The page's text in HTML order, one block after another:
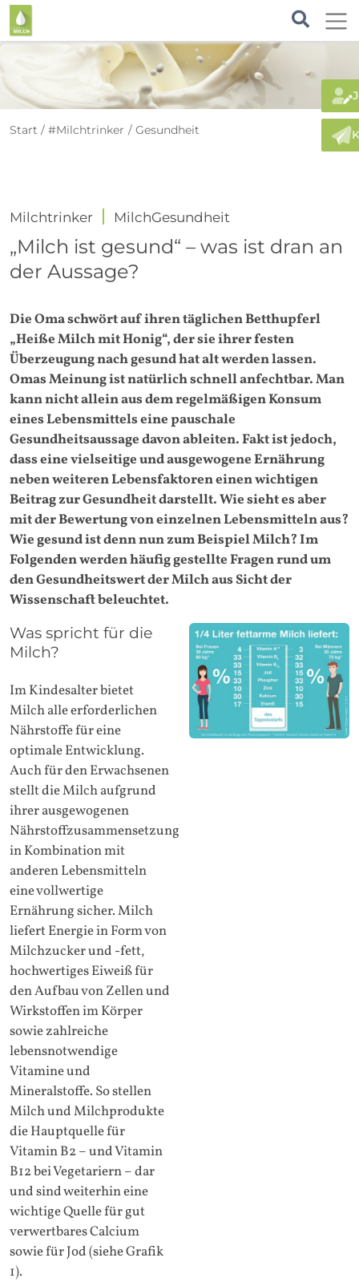
Start #Milchtrinker Gesundheit
Milchtrinker MilchGesundheit
„Milch ist gesund“ – was ist dran an
der Aussage?
Die Oma schwört auf ihren täglichen Betthupferl
„Heiße Milch mit Honig“, der sie ihrer festen
Überzeugung nach gesund hat alt werden lassen.
Omas Meinung ist natürlich schnell anfechtbar. Man
kann nicht allein aus dem regelmäßigen Konsum
eines Lebensmittels eine pauschale
Gesundheitsaussage davon ableiten. Fakt ist jedoch,
dass eine vielseitige und ausgewogene Ernährung
neben weiteren Lebensfaktoren einen wichtigen
Beitrag zur Gesundheit darstellt. Wie sieht es aber
mit der Bewertung von einzelnen Lebensmitteln aus?
Wie gesund ist denn nun zum Beispiel Milch? Im
Folgenden werden häufig gestellte Fragen rund um
den Gesundheitswert der Milch aus Sicht der
Wissenschaft beleuchtet.
Was spricht für die
Milch?
Im Kindesalter bietet
Milch alle erforderlichen
Nährstoffe für eine
optimale Entwicklung.
Auch für den Erwachsenen
stellt die Milch aufgrund
ihrer ausgewogenen
Nährstoffzusammensetzung
in Kombination mit
anderen Lebensmitteln
eine vollwertige
Ernährung sicher. Milch
liefert Energie in Form von
Milchzucker und -fett,
hochwertiges Eiweiß für
den Aufbau von Zellen und
Wirkstoffen im Körper
sowie zahlreiche
lebensnotwendige
Vitamine und
Mineralstoffe. So stellen
Milch und Milchprodukte
die Hauptquelle für
Vitamin B2 – und Vitamin
B12 bei Vegetariern – dar
und sind weiterhin eine
wichtige Quelle für gut
verwertbares Calcium
sowie für Jod (siehe Grafik
1).